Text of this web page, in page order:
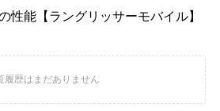
性能【ラングリッサーモバイル】